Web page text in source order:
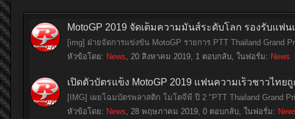
MotoGP 2019 จัดเต็มความมันส์ระดับโลก รองรับแฟ
[img] ฝ่ายจัดการแข่งขัน MotoGP รายการ PTT Thailand Grand
หัวข้อโดย: News, 20 สิงหาคม 2019, 1 ตอบกลับ, ในฟอรั่ม: News
เปิดตัวบัตรแข็ง MotoGP 2019 แฟนความเร็วชาวไทยถู
[IMG] เผยโฉมบัตรพลาสติก โมโตจีพี ปี 2 "PTT Thailand Grand
หัวข้อโดย: News, 28 พฤษภาคม 2019, 0 ตอบกลับ, ในฟอรั่ม: